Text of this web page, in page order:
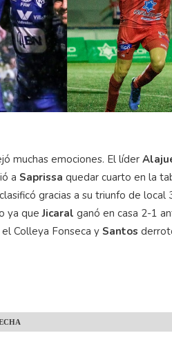
muchas emociones. El líder
a Saprissa quedar cuarto en la
clasificó gracias a su triunfo de local
ya queJicaral ganó en casa 2-1
Colleya Fonseca y Santos